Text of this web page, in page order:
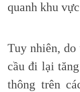
quanh khu
Tuy nhiên,
cầu đi lại
thông trên